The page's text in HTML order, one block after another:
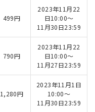
499円
2023年11月22
日10:00～
11月30日23:59
790円
2023年11月22
日10:00～
11月27日23:59
1,280円
2023年11月1日
10:00～
11月30日23:59